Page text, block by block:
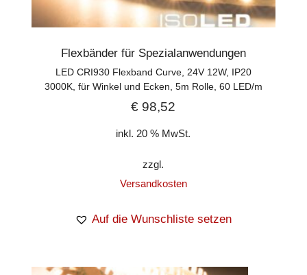
Flexbänder für Spezialanwendungen
LED CRI930 Flexband Curve, 24V 12W, IP20
3000K, für Winkel und Ecken, 5m Rolle, 60 LED/m
€ 98,52
inkl. 20 % MwSt.
zzgl.
Versandkosten
Auf die Wunschliste setzen